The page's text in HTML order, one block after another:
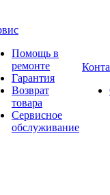
Помощь в
ремонте
Гарантия
Возврат
товара
Сервисное
обслуживание